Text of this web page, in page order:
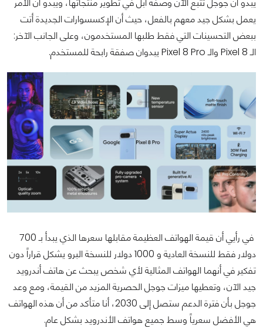
يبدو أن جوجل تتبع الآن وصفة آبل في تطوير منتجاتها، ويبدو أن الأمر
يعمل بشكل جيد معهم بالفعل، حيث أن الإكسسوارات الجديدة أتت
ببعض التحسينات التي فقط طلبها المستخدمون، وعلى الجانب الآخر:
الـ Pixel 8 والـ Pixel 8 Pro يبدوان صفقة رابحة للمستخدم.
في رأيي أن قيمة الهواتف العظيمة مقابلها سعرها الذي يبدأ بـ 700
دولار فقط للنسخة العادية و 1000 دولار للنسخة البرو يشكل قراراً دون
تفكير في أنهما الهواتف المثالية لأي شخص يبحث عن هاتف أندرويد
جيد الآن، وتعطيها ميزات جوجل الحصرية المزيد من القيمة، ومع وعد
جوجل بأن فترة الدعم ستصل إلى 2030، أنا متأكد من أن هذه الهواتف
هي الأفضل سعرياً وسط جميع هواتف الأندرويد بشكل عام.